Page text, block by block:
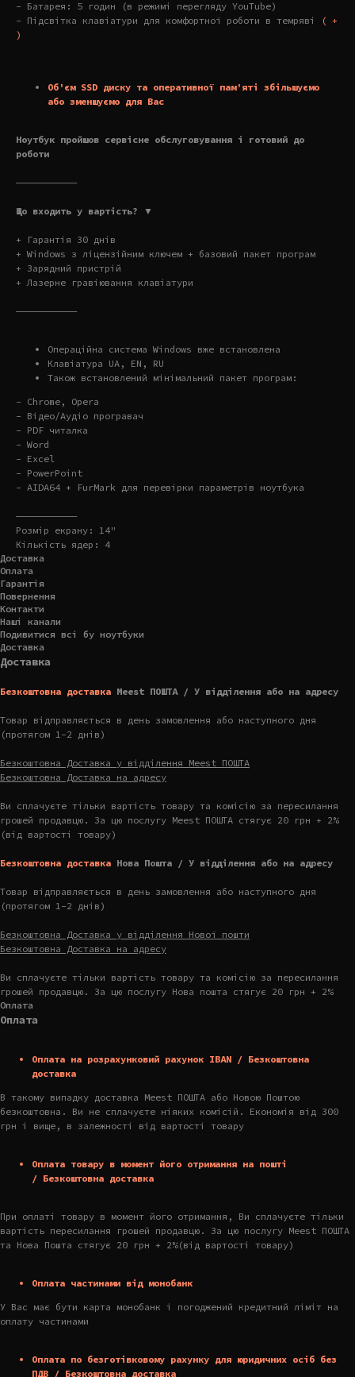
- Батарея: 5 годин (в режимі перегляду YouTube)
- Підсвітка клавіатури для комфортної роботи в темряві
( +
)
Об'єм SSD диску та оперативної пам'яті збільшуємо
або зменшуємо для Вас
Ноутбук пройшов сервісне обслуговування і готовий до
роботи
———————————
Що входить у вартість? ▼
+ Гарантія 30 днів
+ Windows з ліцензійним ключем + базовий пакет програм
+ Зарядний пристрій
+ Лазерне гравіювання клавіатури
———————————
Операційна система Windows вже встановлена
Клавіатура UA, EN, RU
Також встановлений мінімальний пакет програм:
- Chrome, Opera
- Відео/Аудіо програвач
- PDF читалка
- Word
- Excel
- PowerPoint
- AIDA64 + FurMark для перевірки параметрів ноутбука
———————————
Розмір екрану: 14"
Кількість ядер: 4
Доставка
Оплата
Гарантія
Повернення
Контакти
Наші канали
Подивитися всі бу ноутбуки
Доставка
Доставка
Безкоштовна доставка Meest ПОШТА / У відділення або на адресу
Товар відправляється в день замовлення або наступного дня
(протягом 1-2 днів)
Безкоштовна Доставка у відділення Meest ПОШТА
Безкоштовна Доставка на адресу
Ви сплачуєте тільки вартість товару та комісію за пересилання
грошей продавцю. За цю послугу Meest ПОШТА стягує 20 грн + 2%
(від вартості товару)
Безкоштовна доставка Нова Пошта / У відділення або на адресу
Товар відправляється в день замовлення або наступного дня
(протягом 1-2 днів)
Безкоштовна Доставка у відділення Нової пошти
Безкоштовна Доставка на адресу
Ви сплачуєте тільки вартість товару та комісію за пересилання
грошей продавцю. За цю послугу Нова пошта стягує 20 грн + 2%
Оплата
Оплата
Оплата на розрахунковий рахунок IBAN / Безкоштовна
доставка
В такому випадку доставка Meest ПОШТА або Новою Поштою
безкоштовна. Ви не сплачуєте ніяких комісій. Економія від 300
грн і вище, в залежності від вартості товару
Оплата товару в момент його отримання на пошті
/ Безкоштовна доставка
При оплаті товару в момент його отримання, Ви сплачуєте тільки
вартість пересилання грошей продавцю. За цю послугу Meest ПОШТА
та Нова Пошта стягує 20 грн + 2%(від вартості товару)
Оплата частинами від монобанк
У Вас має бути карта монобанк і погоджений кредитний ліміт на
оплату частинами
Оплата по безготівковому рахунку для юридичних осіб без
ПДВ / Безкоштовна доставка